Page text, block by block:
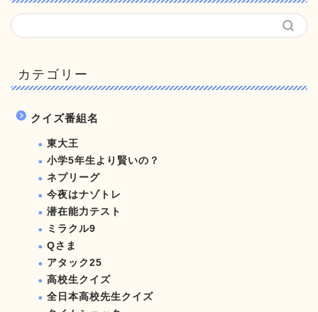
カテゴリー
クイズ番組名
東大王
小学5年生より賢いの？
ネプリーグ
今夜はナゾトレ
潜在能力テスト
ミラクル9
Qさま
アタック25
高校生クイズ
全日本高校先生クイズ